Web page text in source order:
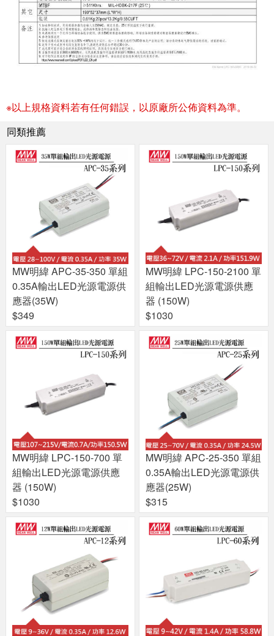
※以上規格資料若有任何錯誤，以原廠所公佈資料為準。
同類推薦
MW明緯 APC-35-350 單組
0.35A輸出LED光源電源供
應器(35W)
$349
MW明緯 LPC-150-2100 單
組輸出LED光源電源供應
器 (150W)
$1030
MW明緯 LPC-150-700 單
組輸出LED光源電源供應
器 (150W)
$1030
MW明緯 APC-25-350 單組
0.35A輸出LED光源電源供
應器(25W)
$315